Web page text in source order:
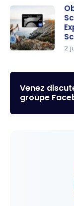
Carte
American
Express Or
de la
Scotia
Carte Visa
Infinite
Privilège
Passeport
80 000
points
jusqu’à
points
2
Venez
groupe